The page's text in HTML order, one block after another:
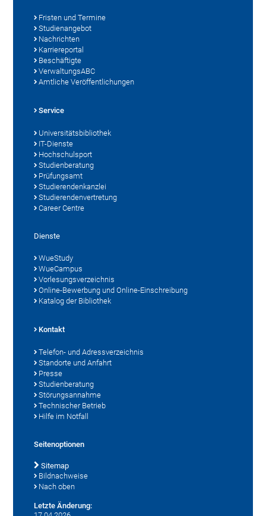
Fristen und Termine
Studienangebot
Nachrichten
Karriereportal
Beschäftigte
VerwaltungsABC
Amtliche Veröffentlichungen
Service
Universitätsbibliothek
IT-Dienste
Hochschulsport
Studienberatung
Prüfungsamt
Studierendenkanzlei
Studierendenvertretung
Career Centre
Dienste
WueStudy
WueCampus
Vorlesungsverzeichnis
Online-Bewerbung und Online-Einschreibung
Katalog der Bibliothek
Kontakt
Telefon- und Adressverzeichnis
Standorte und Anfahrt
Presse
Studienberatung
Störungsannahme
Technischer Betrieb
Hilfe im Notfall
Seitenoptionen
Sitemap
Bildnachweise
Nach oben
Letzte Änderung: